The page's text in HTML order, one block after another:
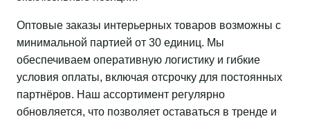
Оптовые заказы интерьерных товаров возможны с
минимальной партией от 30 единиц. Мы
обеспечиваем оперативную логистику и гибкие
условия оплаты, включая отсрочку для постоянных
партнёров. Наш ассортимент регулярно
обновляется, что позволяет оставаться в тренде и